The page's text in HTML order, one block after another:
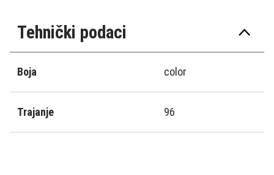
Tehnički podaci
Boja color
Trajanje 96